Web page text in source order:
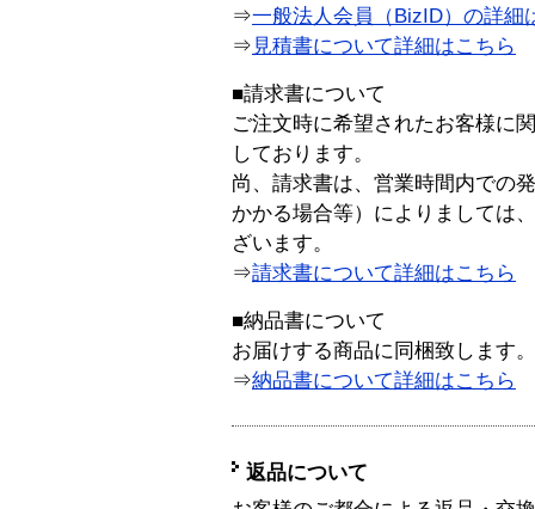
⇒一般法人会員（BizID）の詳細
⇒ 見積書について詳細はこちら
■請求書について
ご注文時に希望されたお客様に
しております。
尚、請求書は、営業時間内での
かかる場合等）によりましては
ざいます。
⇒請求書について詳細はこちら
■納品書について
お届けする商品に同梱致します。
⇒納品書について詳細はこちら
返品について